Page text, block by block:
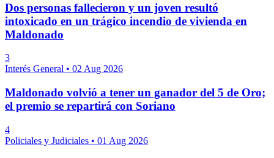
Dos personas fallecieron y un joven resultó
intoxicado en un trágico incendio de vivienda en
Maldonado
3
Interés General • 02 Aug 2026
Maldonado volvió a tener un ganador del 5 de Oro;
el premio se repartirá con Soriano
4
Policiales y Judiciales • 01 Aug 2026